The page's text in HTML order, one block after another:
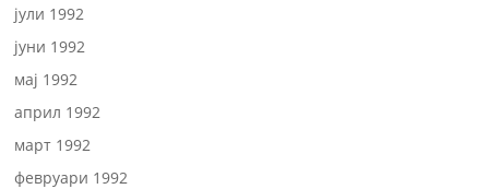
јули 1992
јуни 1992
мај 1992
април 1992
март 1992
февруари 1992